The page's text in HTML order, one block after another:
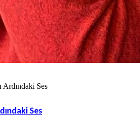
Ses
Ses